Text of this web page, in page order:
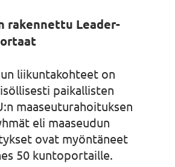
rakennettu Leader-
liikuntakohteet on
paikallisten
maaseuturahoituksen
eli maaseudun
ovat myöntäneet
50 kuntoportaille.